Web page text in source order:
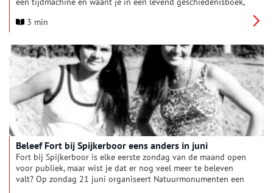
van Kaeskoppenstad is er iets nieuws te bewonderen. En dat is
3 min
Beleef Fort bij Spijkerboor eens anders in juni
Fort bij Spijkerboor is elke eerste zondag van de maand open
voor publiek, maar wist je dat er nog veel meer te beleven
valt? Op zondag 21 juni organiseert Natuurmonumenten een